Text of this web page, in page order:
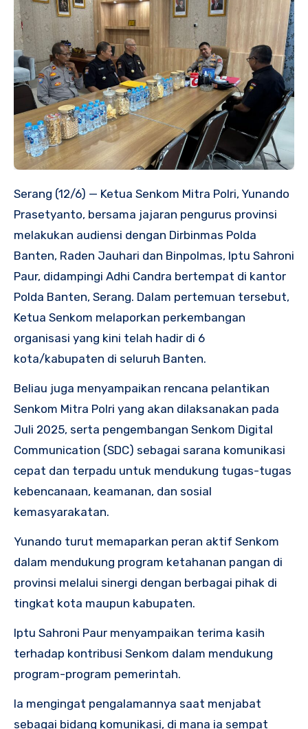
Serang (12/6) — Ketua Senkom Mitra Polri, Yunando
Prasetyanto, bersama jajaran pengurus provinsi
melakukan audiensi dengan Dirbinmas Polda
Banten, Raden Jauhari dan Binpolmas, Iptu Sahroni
Paur, didampingi Adhi Candra bertempat di kantor
Polda Banten, Serang. Dalam pertemuan tersebut,
Ketua Senkom melaporkan perkembangan
organisasi yang kini telah hadir di 6
kota/kabupaten di seluruh Banten.
Beliau juga menyampaikan rencana pelantikan
Senkom Mitra Polri yang akan dilaksanakan pada
Juli 2025, serta pengembangan Senkom Digital
Communication (SDC) sebagai sarana komunikasi
cepat dan terpadu untuk mendukung tugas-tugas
kebencanaan, keamanan, dan sosial
kemasyarakatan.
Yunando turut memaparkan peran aktif Senkom
dalam mendukung program ketahanan pangan di
provinsi melalui sinergi dengan berbagai pihak di
tingkat kota maupun kabupaten.
Iptu Sahroni Paur menyampaikan terima kasih
terhadap kontribusi Senkom dalam mendukung
program-program pemerintah.
Ia mengingat pengalamannya saat menjabat
sebagai bidang komunikasi, di mana ia sempat